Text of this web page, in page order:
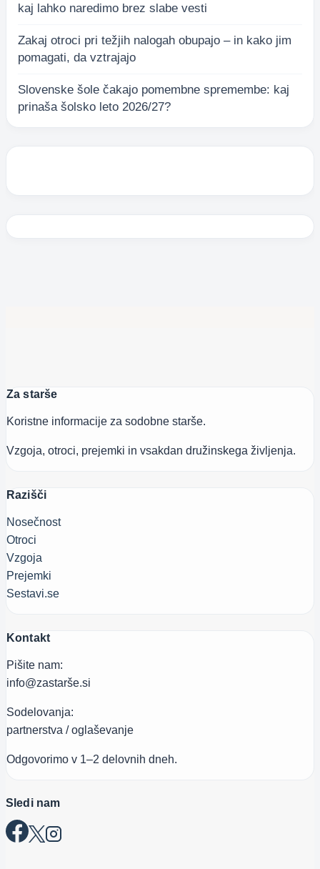
kaj lahko naredimo brez slabe vesti
Zakaj otroci pri težjih nalogah obupajo – in kako jim
pomagati, da vztrajajo
Slovenske šole čakajo pomembne spremembe: kaj
prinaša šolsko leto 2026/27?
Za starše
Koristne informacije za sodobne starše.
Vzgoja, otroci, prejemki in vsakdan družinskega življenja.
Razišči
Nosečnost
Otroci
Vzgoja
Prejemki
Sestavi.se
Kontakt
Pišite nam:
info@zastarše.si
Sodelovanja:
partnerstva / oglaševanje
Odgovorimo v 1–2 delovnih dneh.
Sledi nam